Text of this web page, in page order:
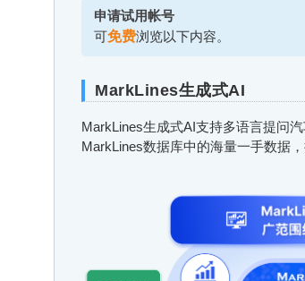
申请试用帐号
可免费浏览以下内容。
MarkLines生成式AI
MarkLines生成式AI支持多语言提问
MarkLines数据库中的海量一手数据